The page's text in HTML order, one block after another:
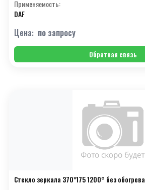
Применяемость:
DAF
Цена: по запросу
Обратная связь
Стекло зеркала 370*175 1200° без обогрева